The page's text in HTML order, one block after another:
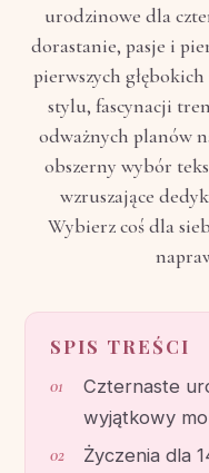
urodzinowe dla
dorastanie, pasje i
pierwszych
stylu, fascynacji
odważnych planów
obszerny wybór
wzruszające
Wybierz coś dla
SPIS TREŚCI
Czternaste
wyjątkowy
Życzenia dla